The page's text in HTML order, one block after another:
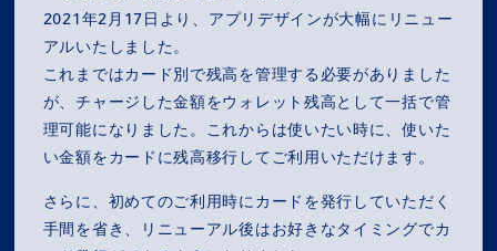
2021年2月17日より、アプリデザインが大幅にリニュー
アルいたしました。
これまではカード別で残高を管理する必要がありました
が、チャージした金額をウォレット残高として一括で管
理可能になりました。これからは使いたい時に、使いた
い金額をカードに残高移行してご利用いただけます。
さらに、初めてのご利用時にカードを発行していただく
手間を省き、リニューアル後はお好きなタイミングでカ